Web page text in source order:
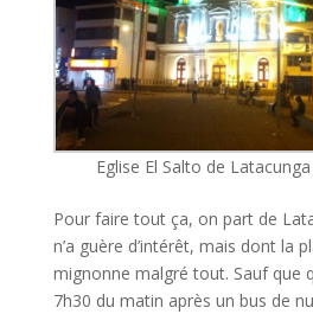
Eglise El Salto de
Pour faire tout ça, on part de
n’a guère d’intérêt, mais dont la
mignonne malgré tout. Sauf que
7h30 du matin après un bus de